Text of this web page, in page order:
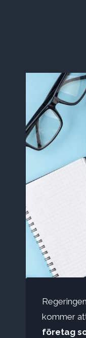
kommer
företag